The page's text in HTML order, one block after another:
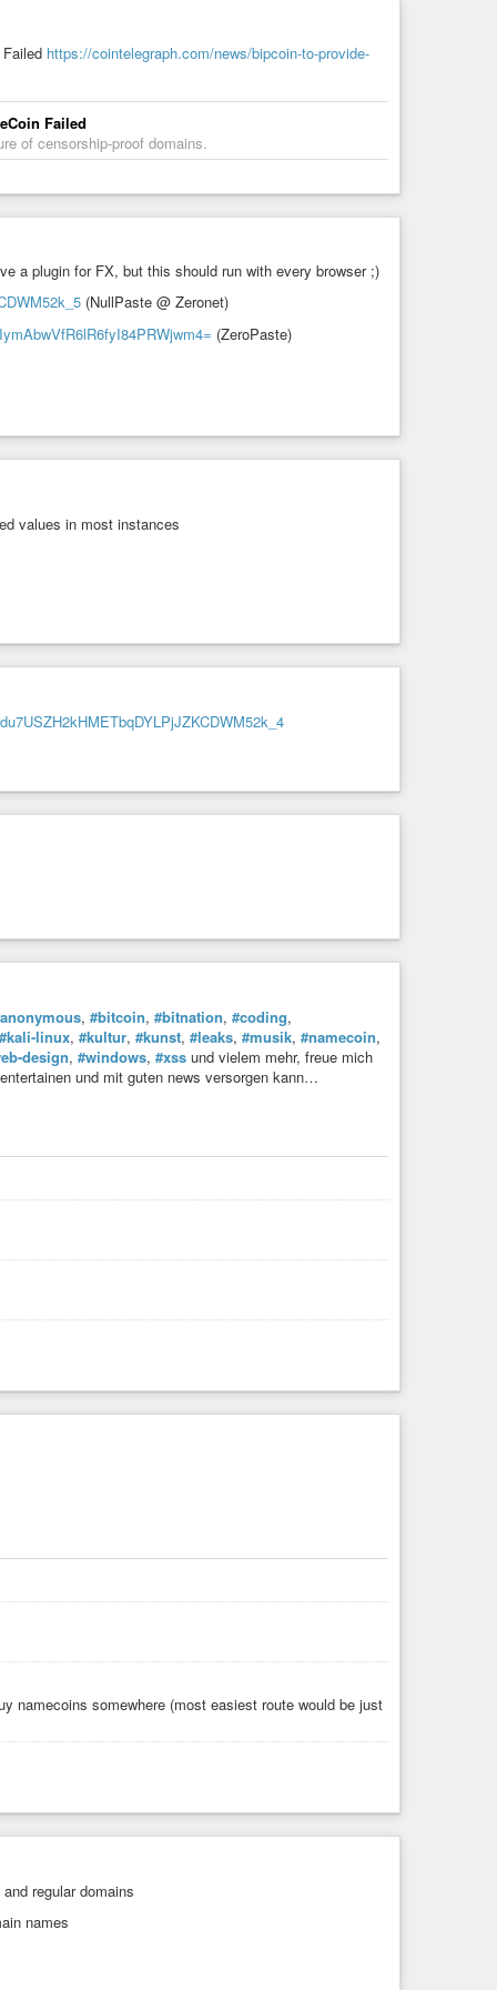
SEO, SERM)
и социальной безопасности
аналитика, банковское дело, юриспруденция (в
мероприятий
экономика
программ, работой с менеджментом,
Failed https://cointelegraph.com/news/bipcoin-to-provide-
Failed
of censorship-proof domains.
a plugin for FX, but this should run with every browser ;)
(NullPaste @ Zeronet)
(ZeroPaste)
values in most instances
, #bitcoin, #bitnation, #coding,
#kali-linux, #kultur, #kunst, #leaks, #musik, #namecoin,
design, #windows, #xss und vielem mehr, freue mich
und mit guten news versorgen kann…
namecoins somewhere (most easiest route would be just
regular domains
names